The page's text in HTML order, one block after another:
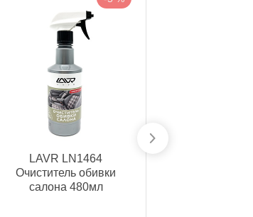
LAVR LN1464
Очиститель обивки
салона 480мл